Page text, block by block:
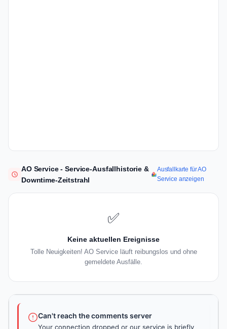
AO Service - Service-Ausfallhistorie &
Downtime-Zeitstrahl
Ausfallkarte für AO
Service anzeigen
✅
Keine aktuellen Ereignisse
Tolle Neuigkeiten! AO Service läuft reibungslos und ohne
gemeldete Ausfälle.
Can't reach the comments server
Your connection dropped or our service is briefly